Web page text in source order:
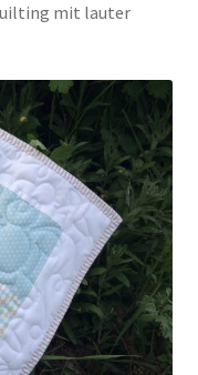
mit lauter